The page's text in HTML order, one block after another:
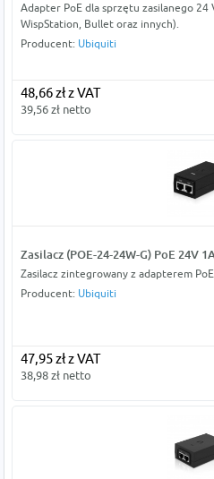
Adapter PoE dla sprzętu zasilanego 24
WispStation, Bullet oraz innych).
Producent: Ubiquiti
48,66 zł z VAT
39,56 zł netto
Zasilacz (POE-24-24W-G) PoE 24V
Zasilacz zintegrowany z adapterem
Producent: Ubiquiti
47,95 zł z VAT
38,98 zł netto